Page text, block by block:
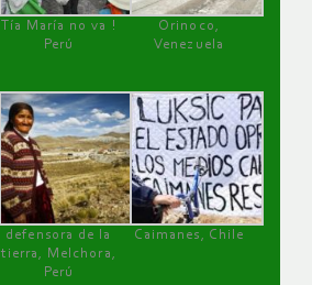
Tía María no va !
Perú
Orinoco,
Venezuela
defensora de la
tierra, Melchora,
Perú
Caimanes, Chile